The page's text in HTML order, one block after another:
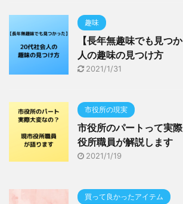
趣味
【長年無趣味でも見つ
人の趣味の見つけ方
2021/1/31
市役所の現実
市役所のパートって実
役所職員が解説します
2021/1/19
買って良かったアイテム